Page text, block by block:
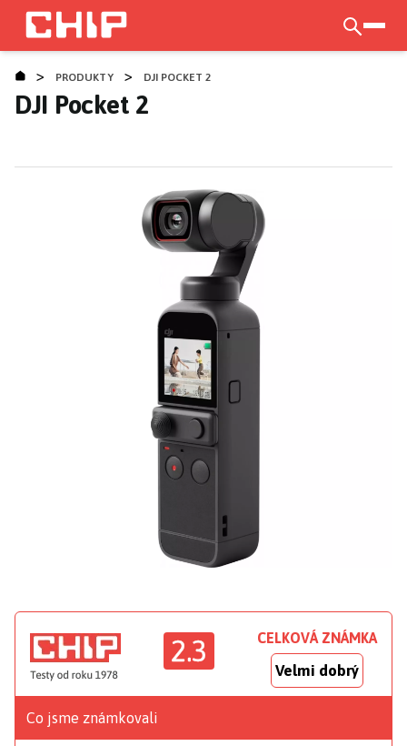
Přejít
hlavnímu
obsahu
> PRODUKTY > DJI POCKET 2
DJI Pocket 2
2.3 CELKOVÁ ZNÁMKA
Velmi dobrý
Co jsme známkovali